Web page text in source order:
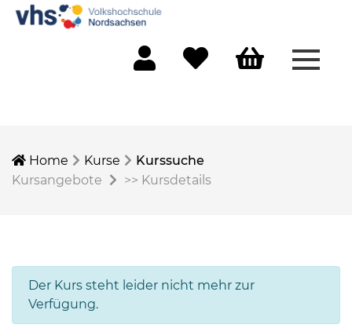
Home Kurse
Kurssuche
Kursangebote
>> Kursdetails
Der Kurs steht leider nicht mehr zur
Verfügung.